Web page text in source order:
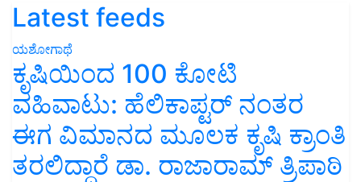
Latest feeds
ಯಶೋಗಾಥೆ
ಕೃಷಿಯಿಂದ 100 ಕೋಟಿ
ವಹಿವಾಟು: ಹೆಲಿಕಾಪ್ಟರ್ ನಂತರ
ಈಗ ವಿಮಾನದ ಮೂಲಕ ಕೃಷಿ ಕ್ರಾಂತಿ
ತರಲಿದ್ದಾರೆ ಡಾ. ರಾಜಾರಾಮ್ ತ್ರಿಪಾಠಿ